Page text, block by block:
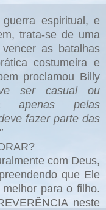
guerra espiritual, e
trata-se de uma
as batalhas
costumeira e
proclamou Billy
ser casual ou
apenas pelas
fazer parte das
com Deus,
que Ele
para o filho.
neste